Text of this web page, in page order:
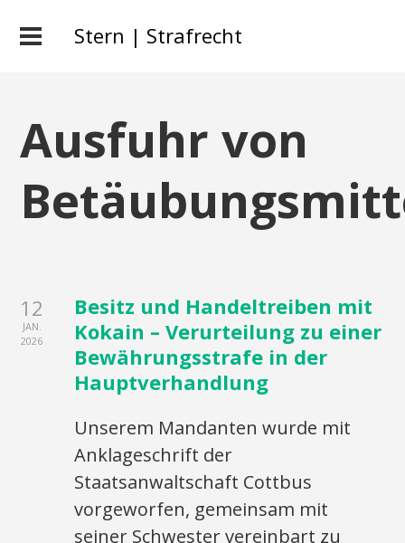
Stern | Strafrecht
Ausfuhr von
12
JAN.
2026
Besitz und Handeltreiben mit
Kokain – Verurteilung zu einer
Bewährungsstrafe in der
Hauptverhandlung
Unserem Mandanten wurde mit
Anklageschrift der
Staatsanwaltschaft Cottbus
vorgeworfen, gemeinsam mit
seiner Schwester vereinbart zu